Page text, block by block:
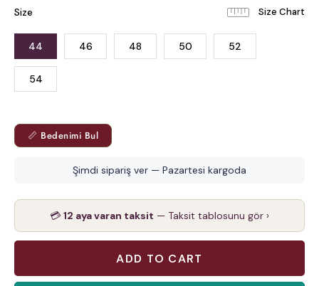
Size
44 46 48 50 52
54
📏 Bedenimi Bul
Şimdi sipariş ver — Pazartesi kargoda
💳 12 aya varan taksit — Taksit tablosunu gör ›